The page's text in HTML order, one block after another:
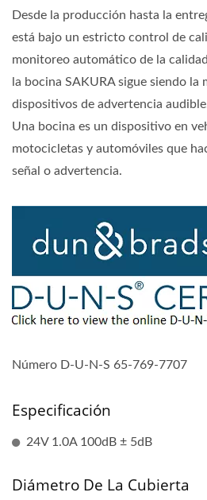
Desde la producción hasta la
está bajo un estricto control de
monitoreo automático de la
la bocina SAKURA sigue siendo la
dispositivos de advertencia
Una bocina es un dispositivo en
motocicletas y automóviles que
señal o advertencia.
Número D-U-N-S 65-769-7707
Especificación
24V 1.0A 100dB ± 5dB
Diámetro De La Cubierta